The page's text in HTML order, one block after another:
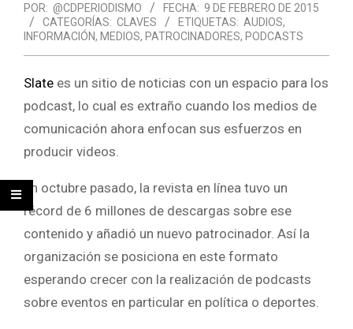
POR: @CDPERIODISMO FECHA: 9 DE FEBRERO DE 2015
CATEGORÍAS: CLAVES ETIQUETAS: AUDIOS,
INFORMACIÓN, MEDIOS, PATROCINADORES, PODCASTS
Slate es un sitio de noticias con un espacio para los
podcast, lo cual es extraño cuando los medios de
comunicación ahora enfocan sus esfuerzos en
producir videos.
En octubre pasado, la revista en línea tuvo un
récord de 6 millones de descargas sobre ese
contenido y añadió un nuevo patrocinador. Así la
organización se posiciona en este formato
esperando crecer con la realización de podcasts
sobre eventos en particular en política o deportes.